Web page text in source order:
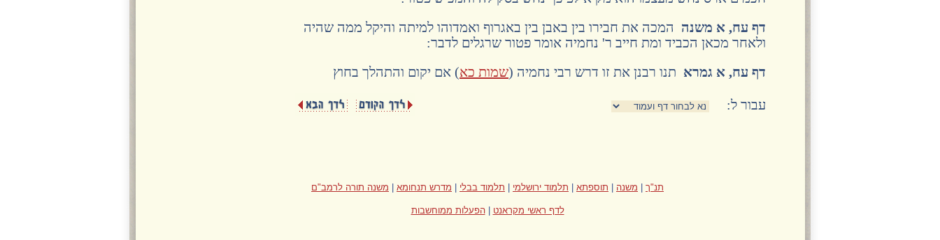
דף עח, א משנה המכה את חבירו בין באבן בין באגרוף ואמדוהו למיתה והיקל ממה שהיה
ולאחר מכאן הכביד ומת חייב ר' נחמיה אומר פטור שרגלים לדבר:
דף עח, א גמרא תנו רבנן את זו דרש רבי נחמיה (שמות כא) אם יקום והתהלך בחוץ
:עבור ל
תנ"ך משנה תוספתא תלמוד ירושלמי תלמוד בבלי מדרש תנחומא משנה תורה לרמב"ם
לדף ראשי מקראנט |הפעלות ממוחשבות